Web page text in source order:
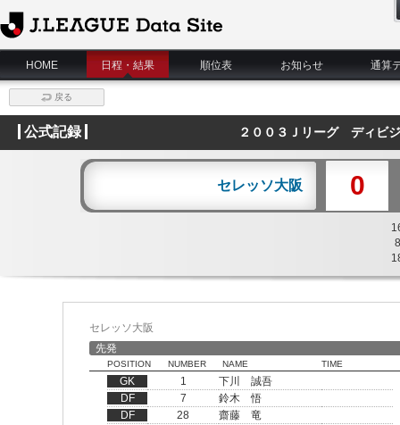
J.League Data Site
HOME
日程・結果 順位表 お知らせ 通算
戻る
公式記録 ２００３Ｊリーグ ディビ
セレッソ大阪 0
8
セレッソ大阪
先発
POSITION NUMBER NAME TIME
GK 1
下川 誠吾
DF
7
鈴木 悟
DF
28
齋藤 竜